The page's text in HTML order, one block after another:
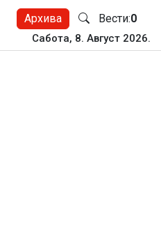
Архива Вести:0
Сабота, 8. Август 2026.